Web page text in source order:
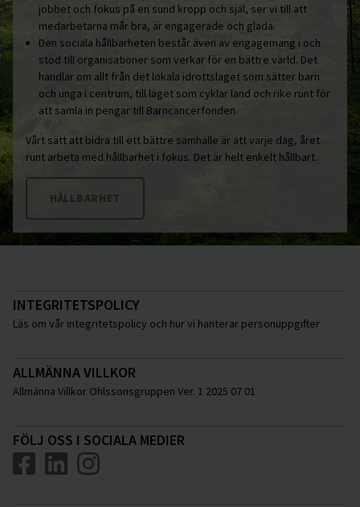
jobbet och fokus på en sund kropp och själ, ser vi till att
medarbetarna mår bra, är engagerade och glada.
Den sociala hållbarheten består även av engagemang i och
stöd till organisationer som verkar för en bättre värld. Det
handlar om allt från det lokala idrottslaget som sätter barn
och unga i centrum, till laget som cyklar land och rike runt för
att samla in pengar till Barncancerfonden.
Vårt sätt att bidra till ett bättre samhälle är att varje dag, året
runt arbeta med hållbarhet i fokus. Det är helt enkelt hållbart.
HÅLLBARHET
INTEGRITETSPOLICY
Läs om vår integritetspolicy och hur vi hanterar personuppgifter
ALLMÄNNA VILLKOR
Allmänna Villkor Ohlssonsgruppen Ver. 1 2025 07 01
FÖLJ OSS I SOCIALA MEDIER